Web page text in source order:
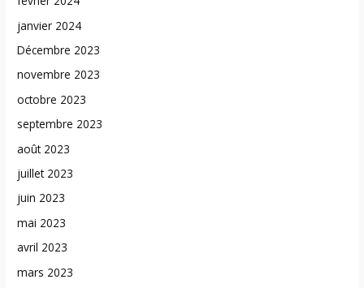
janvier 2024
Décembre 2023
novembre 2023
octobre 2023
septembre 2023
août 2023
juillet 2023
juin 2023
mai 2023
avril 2023
mars 2023